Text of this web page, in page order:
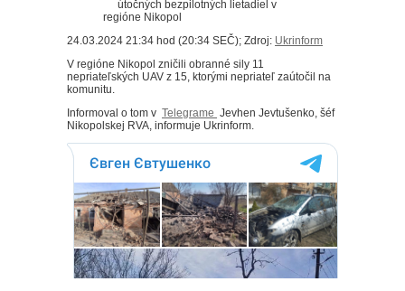
24.03.2024 21:34 hod (20:34 SEČ); Zdroj: Ukrinform
V regióne Nikopol zničili obranné sily 11
nepriateľských UAV z 15, ktorými nepriateľ zaútočil na
komunitu.
Informoval o tom v Telegrame Jevhen Jevtušenko, šéf
Nikopolskej RVA, informuje Ukrinform.